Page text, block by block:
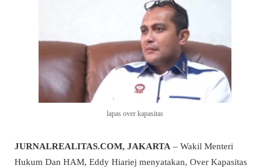
lapas over kapasitas
JURNALREALITAS.COM, JAKARTA – Wakil Menteri
Hukum Dan HAM, Eddy Hiariej menyatakan, Over Kapasitas